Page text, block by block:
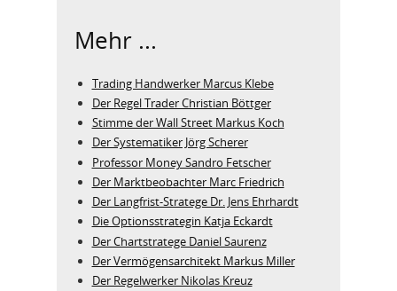
Mehr ...
Trading Handwerker Marcus Klebe
Der Regel Trader Christian Böttger
Stimme der Wall Street Markus Koch
Der Systematiker Jörg Scherer
Professor Money Sandro Fetscher
Der Marktbeobachter Marc Friedrich
Der Langfrist-Stratege Dr. Jens Ehrhardt
Die Optionsstrategin Katja Eckardt
Der Chartstratege Daniel Saurenz
Der Vermögensarchitekt Markus Miller
Der Regelwerker Nikolas Kreuz